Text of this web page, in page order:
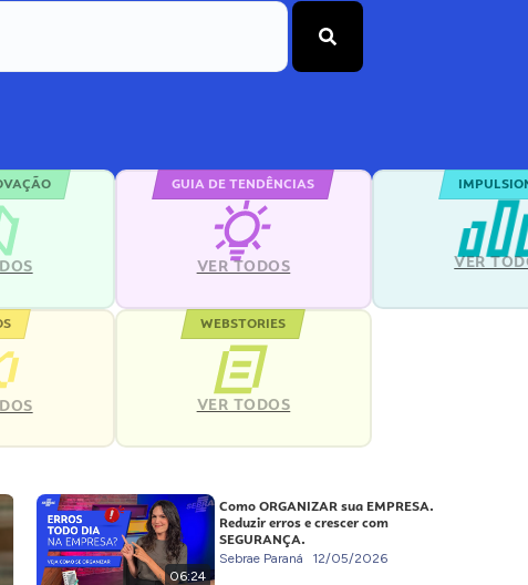
GUIA DE TENDÊNCIAS
VER TODOS VER
WEBSTORIES
VER TODOS
06:24
Como ORGANIZAR sua EMPRESA.
Reduzir erros e crescer com
SEGURANÇA.
Sebrae Paraná 12/05/2026